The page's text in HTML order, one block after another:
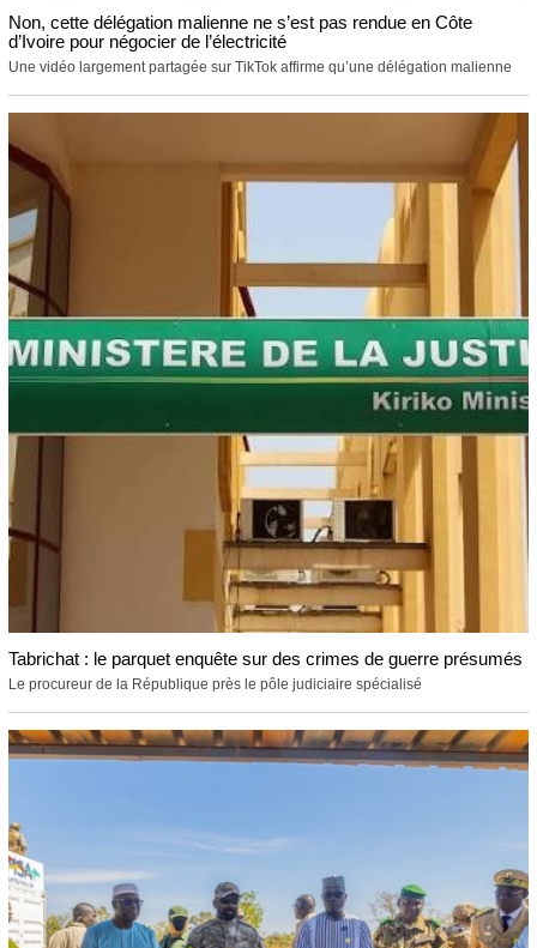
Non, cette délégation malienne ne s’est pas rendue en Côte
d’Ivoire pour négocier de l’électricité
Une vidéo largement partagée sur TikTok affirme qu’une délégation malienne
Tabrichat : le parquet enquête sur des crimes de guerre présumés
Le procureur de la République près le pôle judiciaire spécialisé